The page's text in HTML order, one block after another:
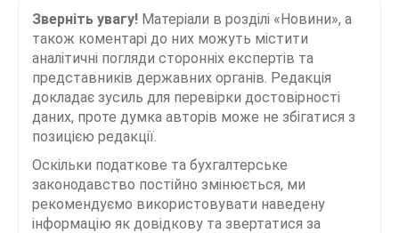
Зверніть увагу! Матеріали в розділі «Новини», а
також коментарі до них можуть містити
аналітичні погляди сторонніх експертів та
представників державних органів. Редакція
докладає зусиль для перевірки достовірності
даних, проте думка авторів може не збігатися з
позицією редакції.
Оскільки податкове та бухгалтерське
законодавство постійно змінюється, ми
рекомендуємо використовувати наведену
інформацію як довідкову та звертатися за